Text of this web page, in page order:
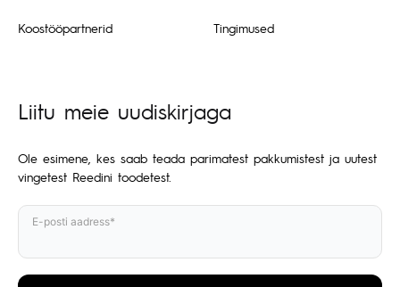
Koostööpartnerid Tingimused
Liitu meie uudiskirjaga
Ole esimene, kes saab teada parimatest pakkumistest ja uutest
vingetest Reedini toodetest.
E-posti aadress*